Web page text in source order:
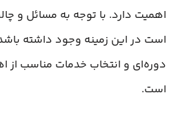
اهمیت دارد. با توجه به مسائل و
است در این زمینه وجود داشته
دوره‌ای و انتخاب خدمات مناسب از
است.